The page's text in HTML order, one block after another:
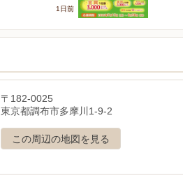
1日前
〒182-0025
東京都調布市多摩川1-9-2
この周辺の地図を見る